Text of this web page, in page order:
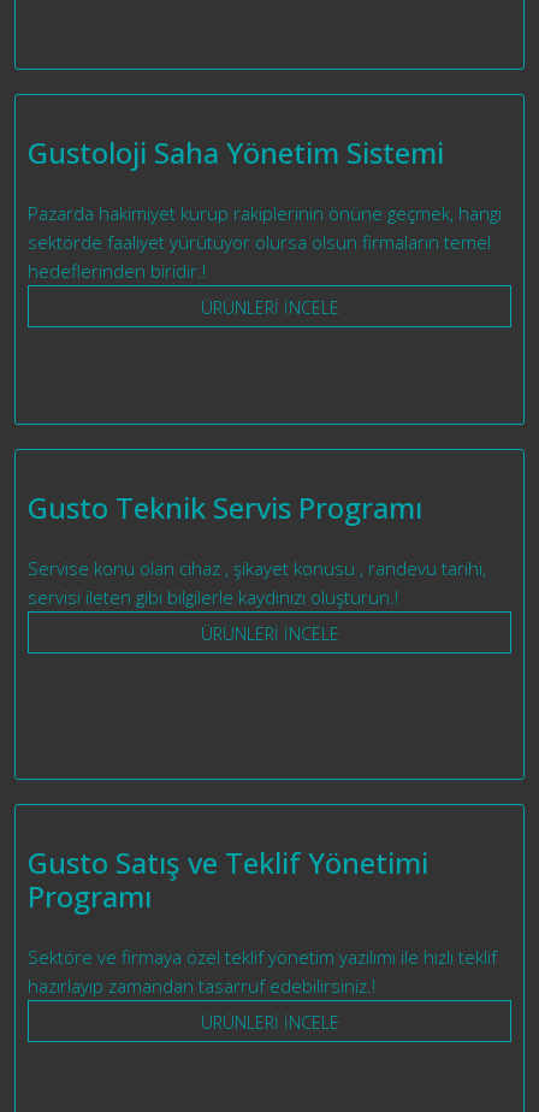
Gustoloji Saha Yönetim Sistemi
Pazarda hakimiyet kurup rakiplerinin önüne geçmek, hangi
sektörde faaliyet yürütüyor olursa olsun firmaların temel
hedeflerinden biridir.!
ÜRÜNLERİ İNCELE
Gusto Teknik Servis Programı
Servise konu olan cihaz , şikayet konusu , randevu tarihi,
servisi ileten gibi bilgilerle kaydınızı oluşturun.!
ÜRÜNLERİ İNCELE
Gusto Satış ve Teklif Yönetimi
Programı
Sektöre ve firmaya özel teklif yönetim yazılımı ile hızlı teklif
hazırlayıp zamandan tasarruf edebilirsiniz.!
ÜRÜNLERİ İNCELE